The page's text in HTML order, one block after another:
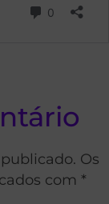
Os
com *